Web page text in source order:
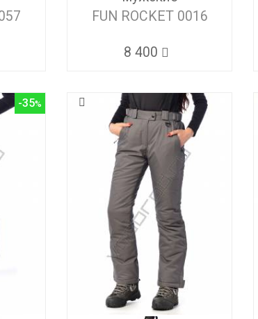
FUN ROCKET 0016
8 400
-35